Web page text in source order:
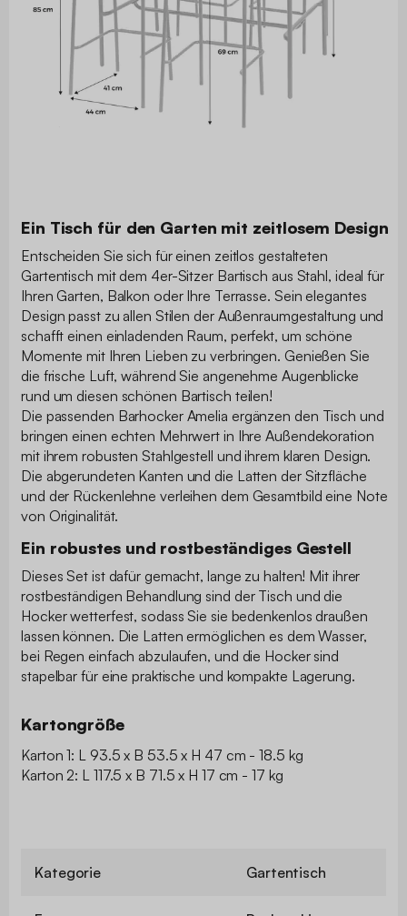
Ein Tisch für den Garten mit zeitlosem Design
Entscheiden Sie sich für einen zeitlos gestalteten
Gartentisch mit dem 4er-Sitzer Bartisch aus Stahl, ideal für
Ihren Garten, Balkon oder Ihre Terrasse. Sein elegantes
Design passt zu allen Stilen der Außenraumgestaltung und
schafft einen einladenden Raum, perfekt, um schöne
Momente mit Ihren Lieben zu verbringen. Genießen Sie
die frische Luft, während Sie angenehme Augenblicke
rund um diesen schönen Bartisch teilen!
Die passenden Barhocker Amelia ergänzen den Tisch und
bringen einen echten Mehrwert in Ihre Außendekoration
mit ihrem robusten Stahlgestell und ihrem klaren Design.
Die abgerundeten Kanten und die Latten der Sitzfläche
und der Rückenlehne verleihen dem Gesamtbild eine Note
von Originalität.
Ein robustes und rostbeständiges Gestell
Dieses Set ist dafür gemacht, lange zu halten! Mit ihrer
rostbeständigen Behandlung sind der Tisch und die
Hocker wetterfest, sodass Sie sie bedenkenlos draußen
lassen können. Die Latten ermöglichen es dem Wasser,
bei Regen einfach abzulaufen, und die Hocker sind
stapelbar für eine praktische und kompakte Lagerung.
Kartongröße
Karton 1: L 93.5 x B 53.5 x H 47 cm - 18.5 kg
Karton 2: L 117.5 x B 71.5 x H 17 cm - 17 kg
Kategorie Gartentisch